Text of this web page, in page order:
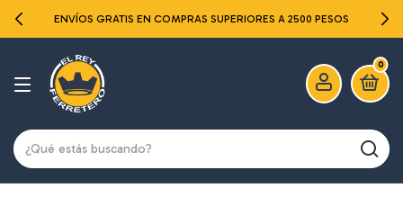
ENVÍOS GRATIS EN COMPRAS SUPERIORES A 2500 PESOS
0